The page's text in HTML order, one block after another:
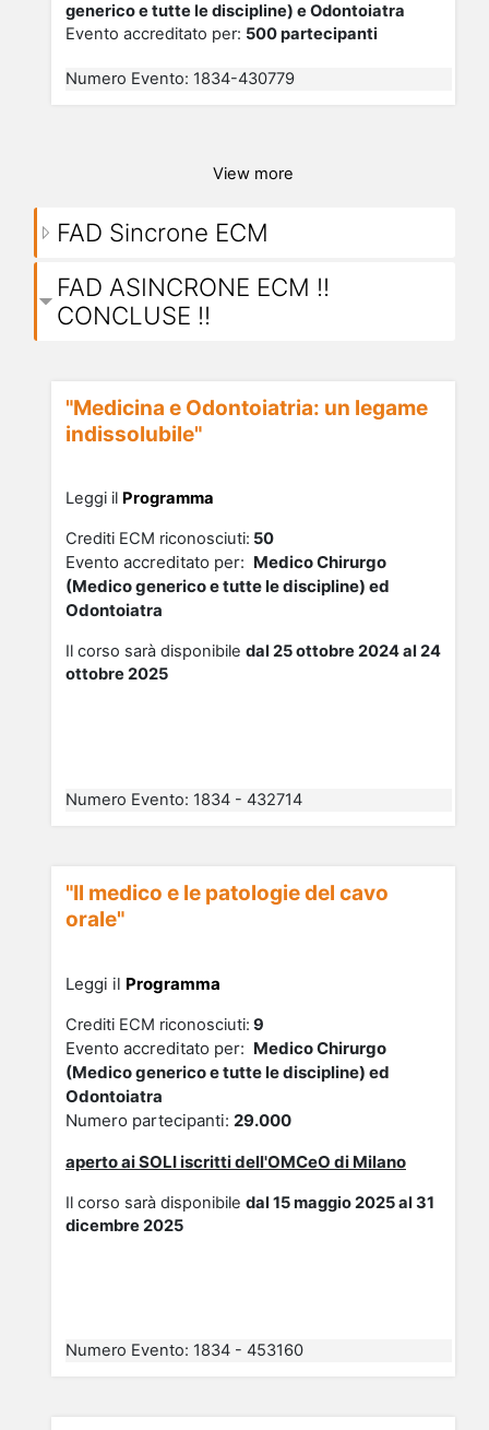
generico e tutte le discipline) e Odontoiatra
Evento accreditato per: 500 partecipanti
Numero Evento: 1834-430779
View more
FAD Sincrone ECM
FAD ASINCRONE ECM !!
CONCLUSE !!
"Medicina e Odontoiatria: un legame
indissolubile"
Leggi il Programma
Crediti ECM riconosciuti: 50
Evento accreditato per: Medico Chirurgo
(Medico generico e tutte le discipline) ed
Odontoiatra
Il corso sarà disponibile dal 25 ottobre 2024 al 24
ottobre 2025
Numero Evento: 1834 - 432714
"Il medico e le patologie del cavo
orale"
Leggi il Programma
Crediti ECM riconosciuti: 9
Evento accreditato per: Medico Chirurgo
(Medico generico e tutte le discipline) ed
Odontoiatra
Numero partecipanti: 29.000
aperto ai SOLIiscritti dell'OMCeO di Milano
Il corso sarà disponibile dal 15 maggio 2025 al 31
dicembre 2025
Numero Evento: 1834 - 453160